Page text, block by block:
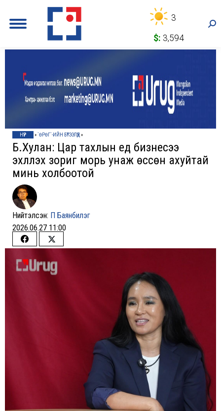
3
$: 3,594
НҮҮР » `ӨРӨГ`-ИЙН БҮТЭЭЛҮҮД »
Б.Хулан: Цар тахлын үед бизнесээ
эхлүүлэх зориг морь унаж өссөн ахуйтай
минь холбоотой
Нийтэлсэн: П Баянбилэг
2026.06.27 11:00
Share
on
Facebook
Share
on
Twitter